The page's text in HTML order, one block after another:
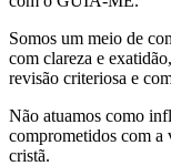
Somos um meio de
com clareza e
revisão criteriosa e
Não atuamos como
comprometidos com a
cristã.